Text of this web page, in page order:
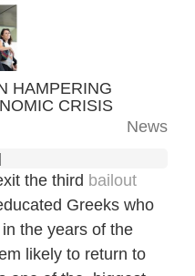
HAMPERING
CRISIS
News
the third bailout
Greeks who
the years of the
likely to return to